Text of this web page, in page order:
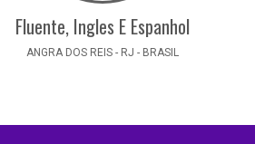
Fluente, Ingles E Espanhol
ANGRA DOS REIS - RJ - BRASIL